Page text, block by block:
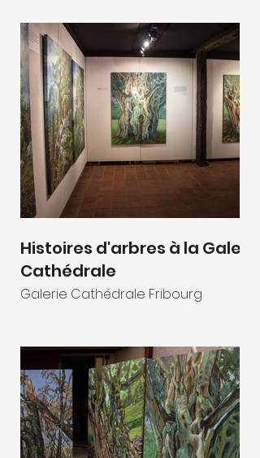
Histoires d'arbres à la Galerie
Cathédrale
Galerie Cathédrale Fribourg